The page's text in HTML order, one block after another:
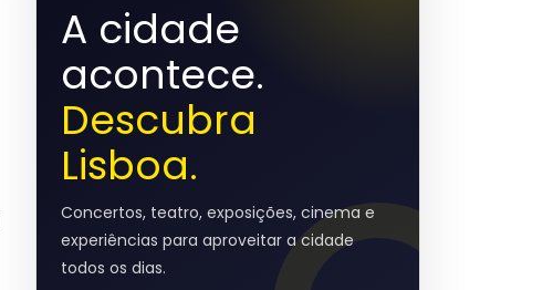
A cidade
acontece.
Descubra
Lisboa.
Concertos, teatro, exposições, cinema e
experiências para aproveitar a cidade
todos os dias.